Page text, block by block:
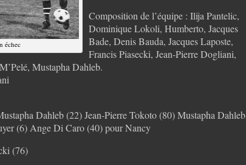
échec
Composition de l’équipe : Ilija Pantelic,
Dominique Lokoli, Humberto, Jacques
Bade, Denis Bauda, Jacques Laposte,
Francis Piasecki, Jean-Pierre Dogliani,
Mustapha Dahleb.
Dahleb (22) Jean-Pierre Tokoto (80) Mustapha Dahleb
(6) Ange Di Caro (40) pour Nancy
(76)